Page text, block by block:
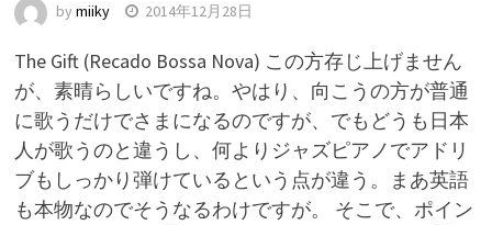
by miiky 2014年12月28日
The Gift (Recado Bossa Nova) この方存じ上げません
が、素晴らしいですね。やはり、向こうの方が普通
に歌うだけでさまになるのですが、でもどうも日本
人が歌うのと違うし、何よりジャズピアノでアドリ
ブもしっかり弾けているという点が違う。まあ英語
も本物なのでそうなるわけですが。 そこで、ポイン